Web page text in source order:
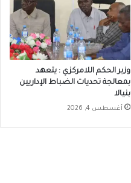
وزير الحكم اللامركزي : يتعهد
بمعالجة تحديات الضباط الإداريين
بنيالا
أغسطس 4, 2026